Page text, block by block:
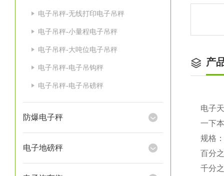
电子吊秤-无线打印电子吊秤
电子吊秤-小量程电子吊秤
电子吊秤-大吨位电子吊秤
电子吊秤-电子吊钩秤
电子吊秤-电子吊磅秤
防爆电子秤
电子地磅秤
产
电子
一下
规格
百分
千分